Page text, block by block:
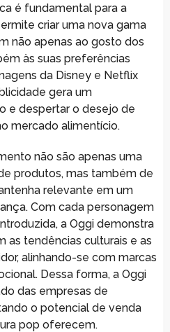
é fundamental para a
criar uma nova gama
não apenas ao gosto dos
às suas preferências
da Disney e Netflix
gera um
e despertar o desejo de
mercado alimentício.
não são apenas uma
produtos, mas também de
relevante em um
Com cada personagem
a Oggi demonstra
as tendências culturais e as
alinhando-se com marcas
Dessa forma, a Oggi
das empresas de
o potencial de venda
pop oferecem.